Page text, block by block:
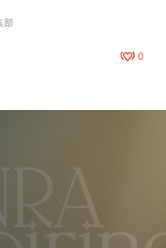
部
0